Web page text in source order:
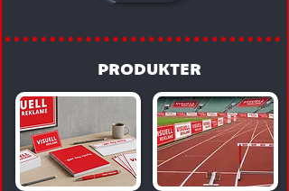
produkter